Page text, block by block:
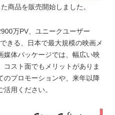
商品を販売開始しました。
万PV、ユニークユーザー
きる、日本で最大規模の映画メ
媒体パッケージでは、幅広い映
スト面でもメリットがありま
のプロモーションや、来年以降
用ください。